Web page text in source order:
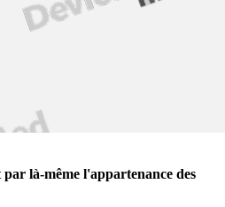
là-même l'appartenance des